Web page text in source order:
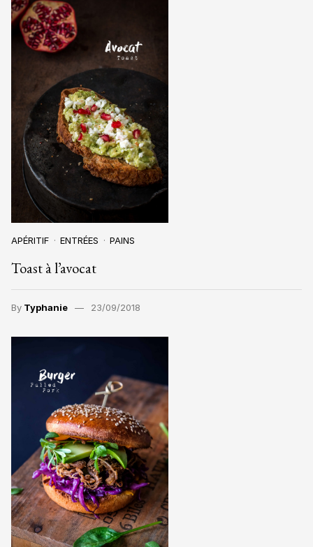
APÉRITIF ENTRÉES PAINS
Toast à l’avocat
By Typhanie 23/09/2018